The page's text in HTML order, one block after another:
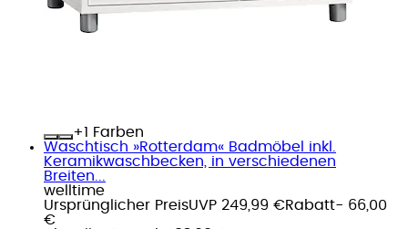
+
Farben
Waschtisch »Rotterdam« Badmöbel inkl.
Keramikwaschbecken, in verschiedenen
Breiten...
welltime
Ursprünglicher PreisUVP 249,99 €Rabatt- 66,00
€